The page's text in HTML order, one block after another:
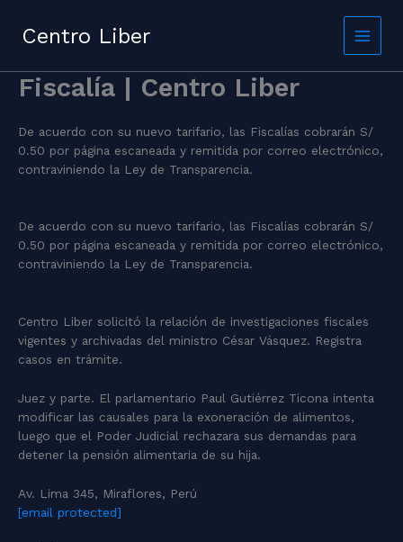
contentCentro Liber
Fiscalía | Centro Liber
De acuerdo con su nuevo tarifario, las Fiscalías cobrarán S/
0.50 por página escaneada y remitida por correo electrónico,
contraviniendo la Ley de Transparencia.
De acuerdo con su nuevo tarifario, las Fiscalías cobrarán S/
0.50 por página escaneada y remitida por correo electrónico,
contraviniendo la Ley de Transparencia.
Centro Liber solicitó la relación de investigaciones fiscales
vigentes y archivadas del ministro César Vásquez. Registra
casos en trámite.
Juez y parte. El parlamentario Paul Gutiérrez Ticona intenta
modificar las causales para la exoneración de alimentos,
luego que el Poder Judicial rechazara sus demandas para
detener la pensión alimentaria de su hija.
Av. Lima 345, Miraflores, Perú
[email protected]